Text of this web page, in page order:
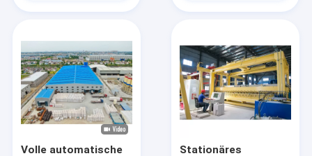
Produits
Über uns
Kontakt
Volle automatische
Stationäres